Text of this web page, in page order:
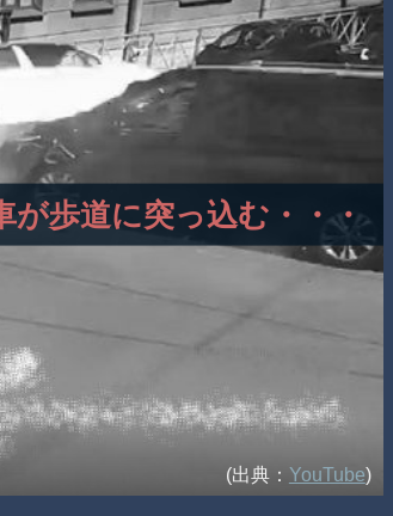
が歩道に突っ込む・・・
(出典： YouTube)